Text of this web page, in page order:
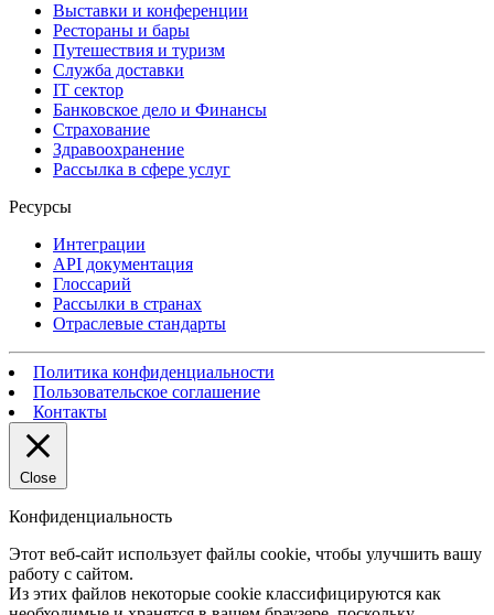
Выставки и конференции
Рестораны и бары
Путешествия и туризм
Служба доставки
IT сектор
Банковское дело и Финансы
Страхование
Здравоохранение
Рассылка в сфере услуг
Ресурсы
Интеграции
API документация
Глоссарий
Рассылки в странах
Отраслевые стандарты
Политика конфиденциальности
Пользовательское соглашение
Контакты
Close
Конфиденциальность
Этот веб-сайт использует файлы cookie, чтобы улучшить вашу
работу с сайтом.
Из этих файлов некоторые cookie классифицируются как